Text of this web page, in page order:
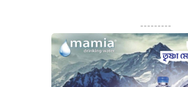
---------